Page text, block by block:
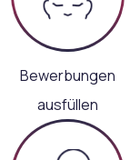
Bewerbungen
ausfüllen